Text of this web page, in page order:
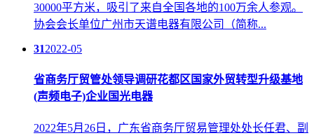
30000平方米，吸引了来自全国各地的100万余人参观。
协会会长单位广州市天谱电器有限公司（简称...
312022-05
省商务厅贸管处领导调研花都区国家外贸转型升级基地
(声频电子)企业国光电器
2022年5月26日，广东省商务厅贸易管理处处长任君、副